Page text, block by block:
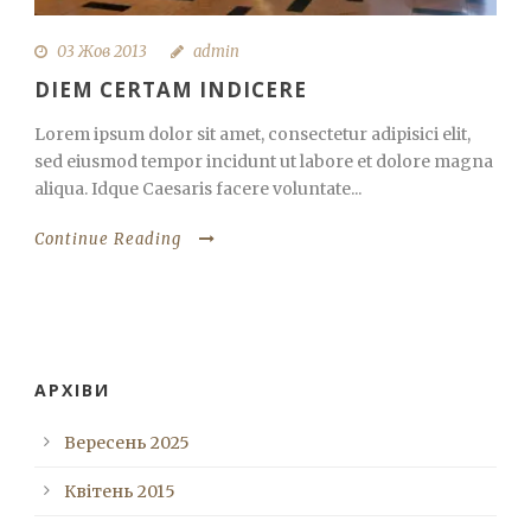
03 Жов 2013 admin
DIEM CERTAM INDICERE
Lorem ipsum dolor sit amet, consectetur adipisici elit,
sed eiusmod tempor incidunt ut labore et dolore magna
aliqua. Idque Caesaris facere voluntate...
Continue Reading
АРХІВИ
Вересень 2025
Квітень 2015